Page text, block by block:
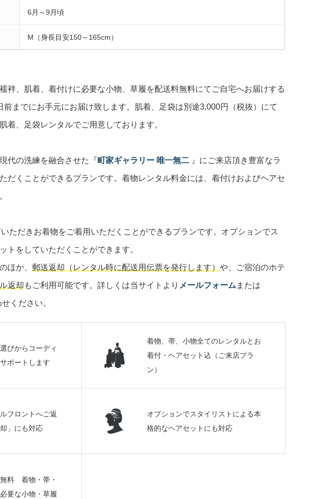
6月～9月頃
M（身長目安150～165cm）
袢、肌着、着付けに必要な小物、草履を配送料無料にてご自宅へお届けする
までにお手元にお届け致します。肌着、足袋は別途3,000円（税抜）にて
、足袋レンタルでご用意しております。
代の洗練を融合させた『町家ギャラリー 唯一無二 』にご来店頂き豊富なラ
だくことができるプランです。着物レンタル料金には、着付けおよびヘアセ
いただきお着物をご着用いただくことができるプランです。オプションでス
トをしていただくことができます。
ほか、 郵送返却（レンタル時に配送用伝票を発行します） や、ご宿泊のホテ
返却 もご利用可能です。詳しくは当サイトより メールフォーム または
ください。
びからコーディ
ポートします
着物、帯、小物全てのレンタルとお
着付・ヘアセット込（ご来店プラ
ン）
フロントへご返
」にも対応
オプションでスタイリストによる本
格的なヘアセットにも対応
料 着物・帯・
要な小物・草履